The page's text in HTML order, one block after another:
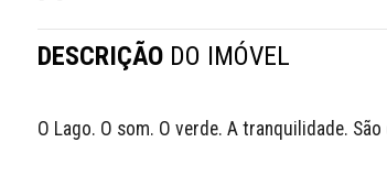
DESCRIÇÃO DO IMÓVEL
O Lago. O som. O verde. A tranquilidade.